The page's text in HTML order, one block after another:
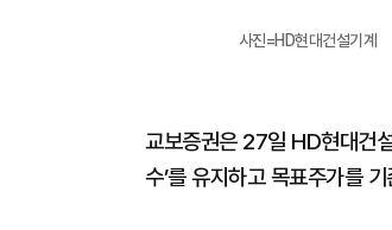
사진=HD현대건설기계
교보증권은 27일 HD현대건
수’를 유지하고 목표주가를